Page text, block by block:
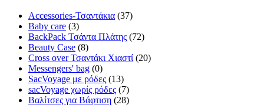
Accessories-Τσαντάκια (37)
Baby care (3)
BackPack Τσάντα Πλάτης (72)
Beauty Case (8)
Cross over Τσαντάκι Χιαστί (20)
Messengers' bag (0)
SacVoyage με ρόδες (13)
sacVoyage χωρίς ρόδες (7)
Βαλίτσες για Βάφτιση (28)